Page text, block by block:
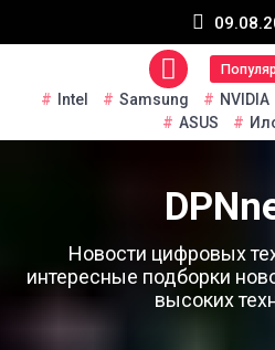
Intel Samsung NVIDIA
ASUS
Новости цифровых
интересные подборки
высоких